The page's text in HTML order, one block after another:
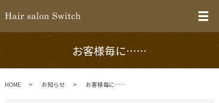
メ
お客様毎に……
HOME お知らせ お客様毎に……